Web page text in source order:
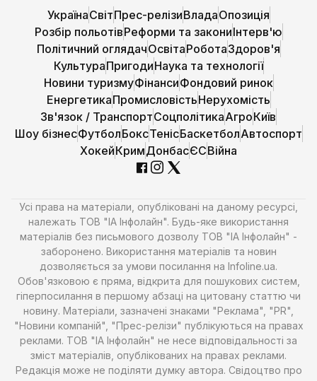
УкраїнаСвітПрес-релізиВладаОпозиція
Розбір польотівРеформи та закониІнтерв'ю
Політичний оглядачОсвітаРоботаЗдоров'я
КультураПригодиНаука та технології
Новини туризмуФінансиФондовий ринок
ЕнергетикаПромисловістьНерухомість
Зв'язок / ТранспортСоцполітикаАгроКиїв
Шоу бізнесФутболБоксТенісБаскетболАвтоспорт
ХокейКримДонбасЄСВійна
Усі права на матеріали, опубліковані на даному ресурсі,
належать ТОВ "ІА Інфолайн". Будь-яке використання
матеріалів без письмового дозволу ТОВ "ІА Інфолайн" -
заборонено. Використання матеріалів та новин
дозволяється за умови посилання на Infoline.ua.
Обов'язковою є пряма, відкрита для пошукових систем,
гіперпосилання в першому абзаці на цитовану статтю чи
новину. Матеріали, зазначені знаками "Реклама", "PR",
"Новини компаній", "Прес-релізи" публікуються на правах
реклами. ТОВ "ІА Інфолайн" не несе відповідальності за
зміст матеріалів, опублікованих на правах реклами.
Редакція може не поділяти думку автора. Свідоцтво про